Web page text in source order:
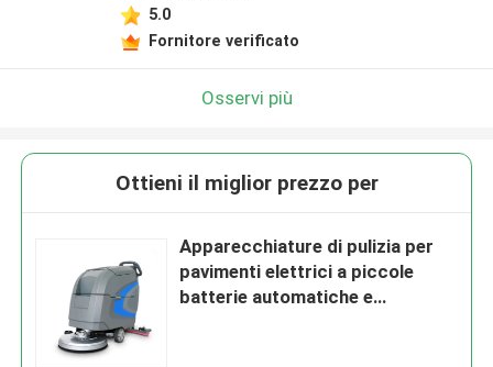
5.0
Fornitore verificato
Osservi più
Ottieni il miglior prezzo per
Apparecchiature di pulizia per
pavimenti elettrici a piccole
batterie automatiche e